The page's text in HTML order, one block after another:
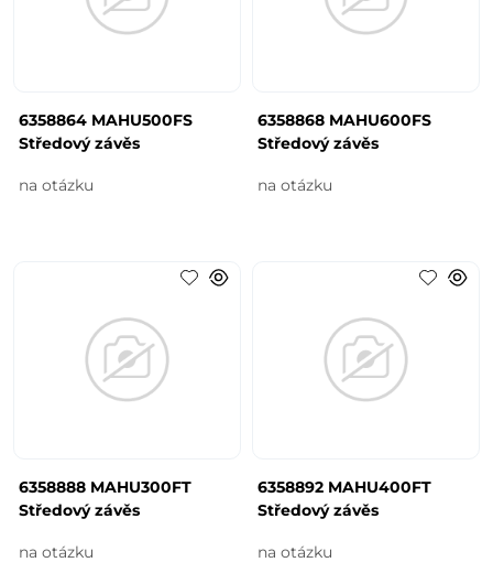
6358864 MAHU500FS
Středový závěs
na otázku
6358868 MAHU600FS
Středový závěs
na otázku
6358888 MAHU300FT
Středový závěs
na otázku
6358892 MAHU400FT
Středový závěs
na otázku